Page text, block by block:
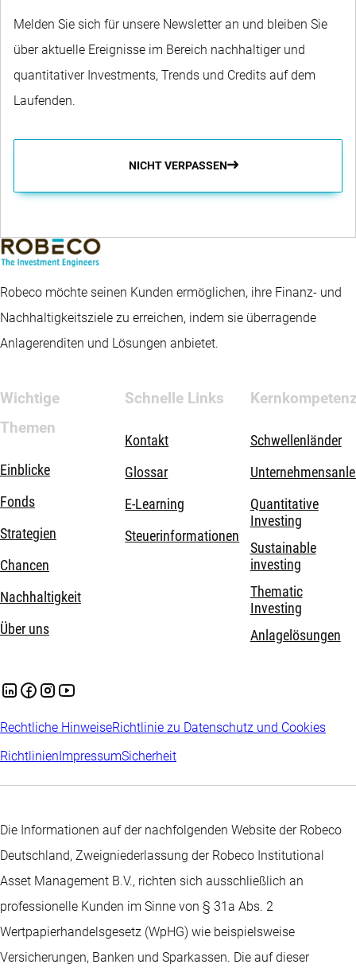
Melden Sie sich für unsere Newsletter an und bleiben Sie
über aktuelle Ereignisse im Bereich nachhaltiger und
quantitativer Investments, Trends und Credits auf dem
Laufenden.
NICHT VERPASSEN
Robeco möchte seinen Kunden ermöglichen, ihre Finanz- und
Nachhaltigkeitsziele zu erreichen, indem sie überragende
Anlagerenditen und Lösungen anbietet.
Wichtige
Themen
Einblicke
Fonds
Strategien
Chancen
Nachhaltigkeit
Über uns
Schnelle Links
Kontakt
Glossar
E-Learning
Steuerinformationen
Schwellenländer
Quantitative
Investing
Sustainable
investing
Thematic
Investing
Anlagelösungen
Rechtliche HinweiseRichtlinie zu Datenschutz und Cookies
RichtlinienImpressumSicherheit
Die Informationen auf der nachfolgenden Website der Robeco
Deutschland, Zweigniederlassung der Robeco Institutional
Asset Management B.V., richten sich ausschließlich an
professionelle Kunden im Sinne von § 31a Abs. 2
Wertpapierhandelsgesetz (WpHG) wie beispielsweise
Versicherungen, Banken und Sparkassen. Die auf dieser